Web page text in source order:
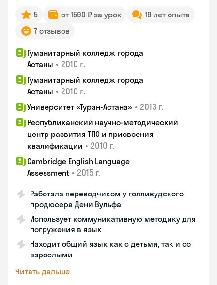
5 от 1590 ₽ за урок
19 лет опыта
7 отзывов
Гуманитарный колледж города
Астаны • 2010 г.
Гуманитарный колледж города
Астаны • 2010 г.
Университет «Туран-Астана» • 2013 г.
Республиканский научно-методический
центр развития ТПО и присвоения
квалификации • 2010 г.
Cambridge English Language
Assessment • 2015 г.
Работала переводчиком у голливудского
продюсера Дени Вульфа
Использует коммуникативную методику для
погружения в язык
Находит общий язык как с детьми, так и со
взрослыми
Читать дальше